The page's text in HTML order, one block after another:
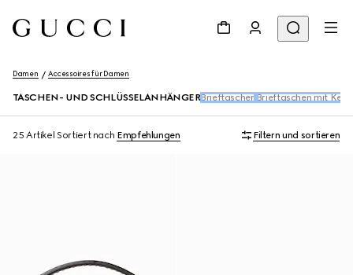
Damen Accessoires für Damen
TASCHEN- UND SCHLÜSSELANHÄNGERBrieftaschen Brieftaschen mit
25 Artikel Sortiert nach Empfehlungen Filtern und sortieren